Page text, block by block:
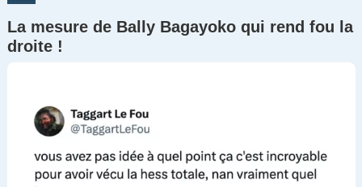
La mesure de Bally Bagayoko qui rend fou la
droite !